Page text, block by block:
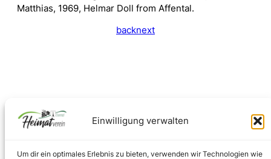
Einwilligung verwalten
Um dir ein optimales Erlebnis zu bieten, verwenden wir Technologien wie
Matthias, 1969, Helmar Doll from Affental.
backnext